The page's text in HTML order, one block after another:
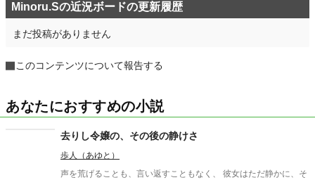
Minoru.Sの近況ボードの更新履歴
まだ投稿がありません
このコンテンツについて報告する
あなたにおすすめの小説
去りし令嬢の、その後の静けさ
歩人（あゆと）
声を荒げることも、言い返すこともなく、 彼女はただ静かに、そ